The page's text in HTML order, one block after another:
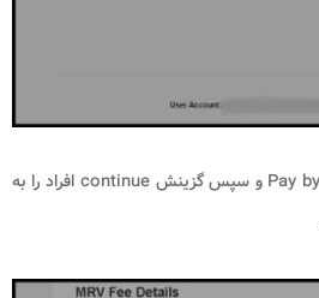
انتخاب گزینه Pay by credit و سپس گزینش continue افراد را به